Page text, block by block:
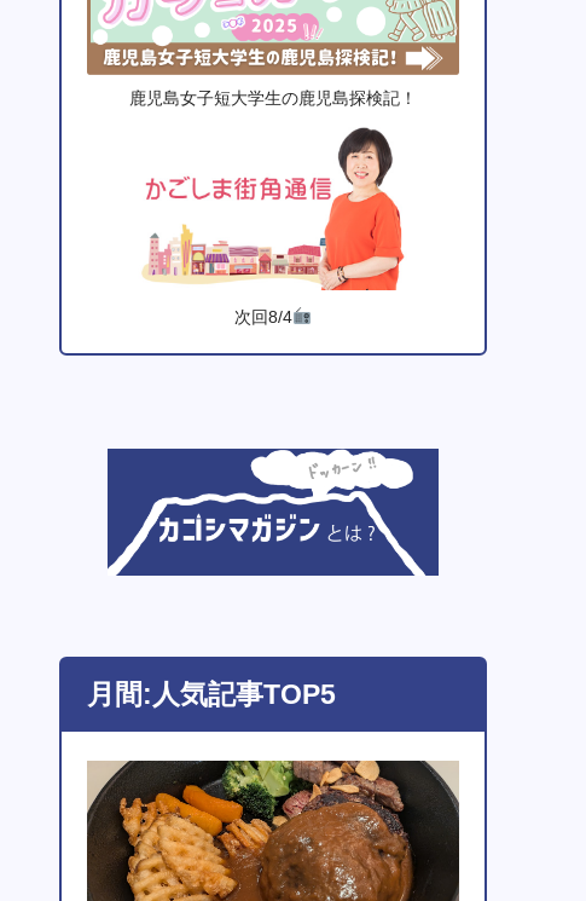
鹿児島女子短大学生の鹿児島探検記！
次回8/4
月間:人気記事TOP5